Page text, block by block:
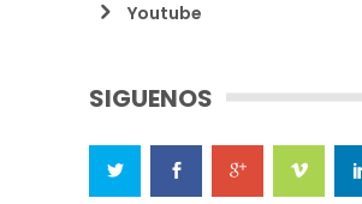
Youtube
SIGUENOS